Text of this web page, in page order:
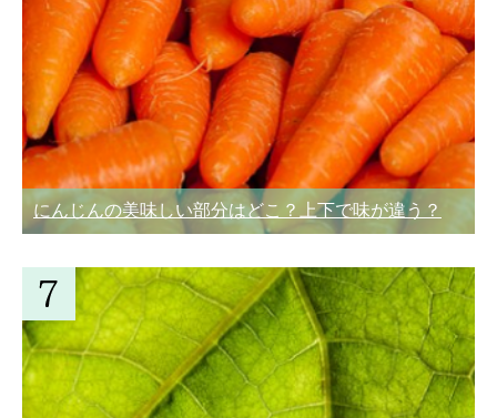
にんじんの美味しい部分はどこ？上下で味が違う？